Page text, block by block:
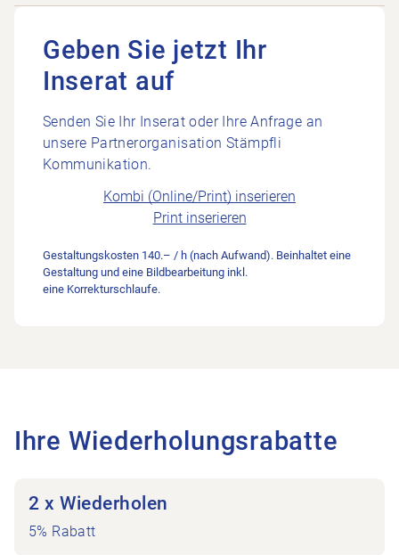
Geben Sie jetzt Ihr
Inserat auf
Senden Sie Ihr Inserat oder Ihre Anfrage an
unsere Partnerorganisation Stämpfli
Kommunikation.
Kombi (Online/Print) inserieren
Print inserieren
Gestaltungskosten 140.– / h (nach Aufwand). Beinhaltet eine
Gestaltung und eine Bildbearbeitung inkl.
eine Korrekturschlaufe.
Ihre Wiederholungsrabatte
2 x Wiederholen
5% Rabatt